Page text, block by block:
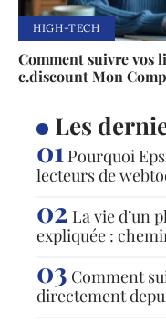
HIGH-TECH
Comment suivre vos
c.discount Mon
Les
Pourquoi
lecteurs de
La vie d’un
expliquée :
Comment
directement